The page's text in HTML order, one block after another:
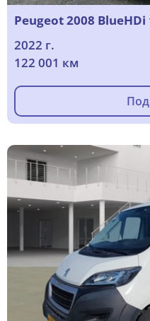
Peugeot 2008 BlueHDi
2022 г.
122 001 км